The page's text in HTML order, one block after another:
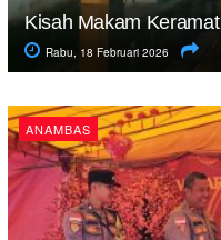
Kisah Makam
Rabu, 18 Februari 2026
ANAMBAS